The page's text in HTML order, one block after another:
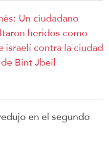
Un ciudadano
heridos como
israelí contra la ciudad
Bint Jbeil
en el segundo